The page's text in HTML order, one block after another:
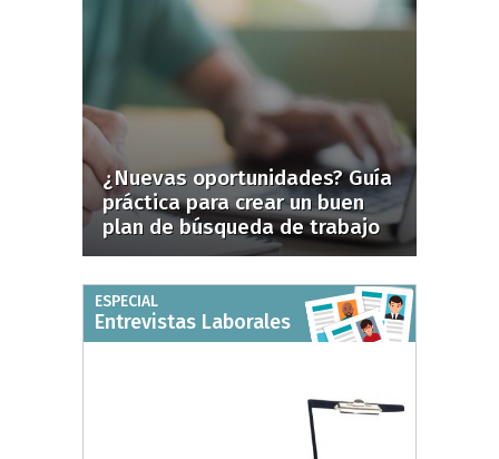
¿Nuevas oportunidades? Guía
práctica para crear un buen
plan de búsqueda de trabajo
ESPECIAL
Entrevistas Laborales